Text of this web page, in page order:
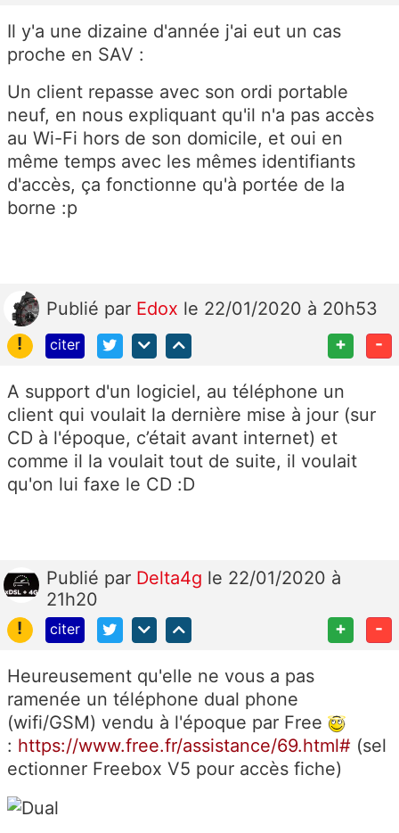
Il y'a une dizaine d'année j'ai eut un cas
proche en SAV :
Un client repasse avec son ordi portable
neuf, en nous expliquant qu'il n'a pas accès
au Wi-Fi hors de son domicile, et oui en
même temps avec les mêmes identifiants
d'accès, ça fonctionne qu'à portée de la
borne :p
Publié par Edox le 22/01/2020 à 20h53
!
citer + -
A support d'un logiciel, au téléphone un
client qui voulait la dernière mise à jour (sur
CD à l'époque, c’était avant internet) et
comme il la voulait tout de suite, il voulait
qu'on lui faxe le CD :D
Publié par Delta4g le 22/01/2020 à
21h20
!
citer + -
Heureusement qu'elle ne vous a pas
ramenée un téléphone dual phone
(wifi/GSM) vendu à l'époque par Free
: https://www.free.fr/assistance/69.html# (sel
ectionner Freebox V5 pour accès fiche)